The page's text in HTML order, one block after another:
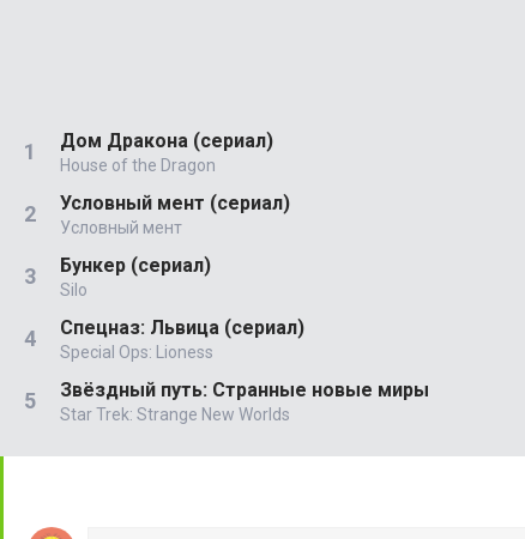
Дом Дракона (сериал)
House of the Dragon
Условный мент (сериал)
Условный мент
Бункер (сериал)
Silo
Спецназ: Львица (сериал)
Special Ops: Lioness
Звёздный путь: Странные новые миры
Star Trek: Strange New Worlds